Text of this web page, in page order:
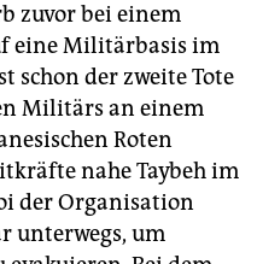
zuvor bei einem
eine Militärbasis im
schon der zweite Tote
Militärs an einem
Roten
nahe Taybeh im
der Organisation
unterwegs, um